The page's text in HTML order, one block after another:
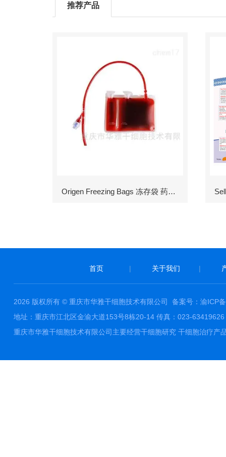
推荐产品
Origen Freezing Bags 冻存袋 药包材
首页 | 关于我们 |
2026 版权所有 © 重庆市华雅干细胞技术有限公司 备案号：渝ICP
地址：重庆市江北区金渝大道153号8栋20-14 传真：023-
重庆市华雅干细胞技术有限公司主要经营干细胞研究 干细胞治疗产